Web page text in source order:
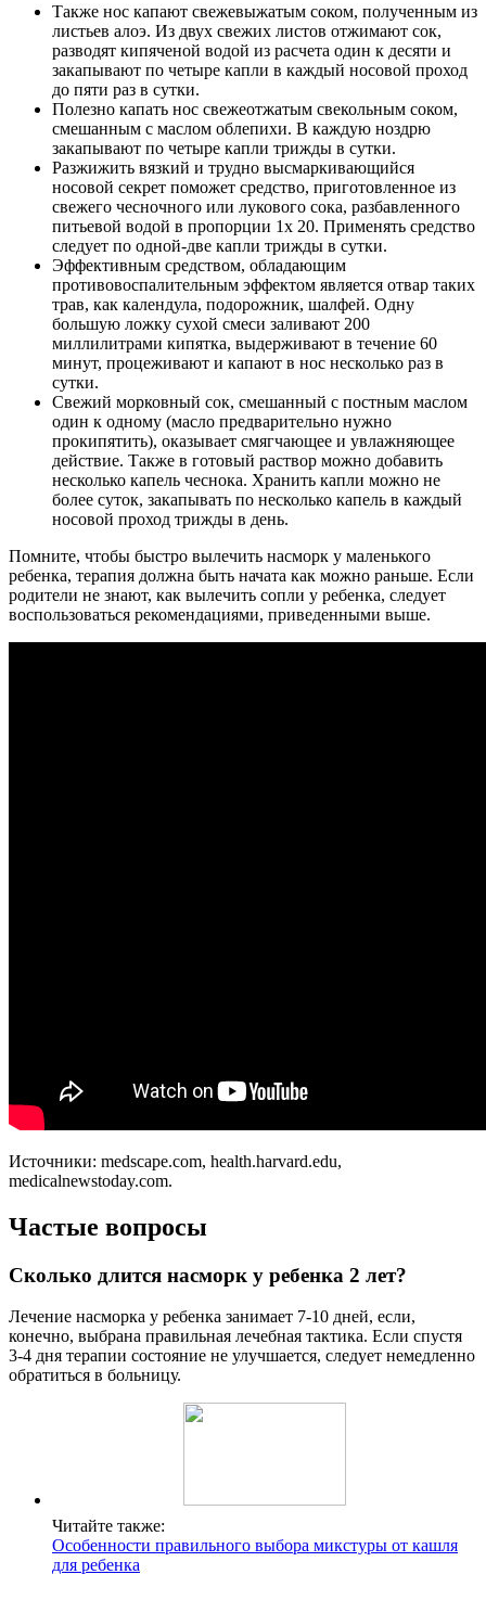
Также нос капают свежевыжатым соком, полученным из
листьев алоэ. Из двух свежих листов отжимают сок,
разводят кипяченой водой из расчета один к десяти и
закапывают по четыре капли в каждый носовой проход
до пяти раз в сутки.
Полезно капать нос свежеотжатым свекольным соком,
смешанным с маслом облепихи. В каждую ноздрю
закапывают по четыре капли трижды в сутки.
Разжижить вязкий и трудно высмаркивающийся
носовой секрет поможет средство, приготовленное из
свежего чесночного или лукового сока, разбавленного
питьевой водой в пропорции 1х 20. Применять средство
следует по одной-две капли трижды в сутки.
Эффективным средством, обладающим
противовоспалительным эффектом является отвар таких
трав, как календула, подорожник, шалфей. Одну
большую ложку сухой смеси заливают 200
миллилитрами кипятка, выдерживают в течение 60
минут, процеживают и капают в нос несколько раз в
сутки.
Свежий морковный сок, смешанный с постным маслом
один к одному (масло предварительно нужно
прокипятить), оказывает смягчающее и увлажняющее
действие. Также в готовый раствор можно добавить
несколько капель чеснока. Хранить капли можно не
более суток, закапывать по несколько капель в каждый
носовой проход трижды в день.
Помните, чтобы быстро вылечить насморк у маленького
ребенка, терапия должна быть начата как можно раньше. Если
родители не знают, как вылечить сопли у ребенка, следует
воспользоваться рекомендациями, приведенными выше.
Источники: medscape.com, health.harvard.edu,
medicalnewstoday.com.
Частые вопросы
Сколько длится насморк у ребенка 2 лет?
Лечение насморка у ребенка занимает 7-10 дней, если,
конечно, выбрана правильная лечебная тактика. Если спустя
3-4 дня терапии состояние не улучшается, следует немедленно
обратиться в больницу.
Читайте также:
Особенности правильного выбора микстуры от кашля
для ребенка